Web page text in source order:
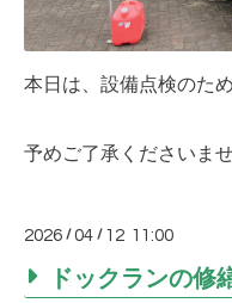
本日は、設備点検のた
予めご了承くださいませ
2026 /04 / 12 11:00
ドックランの修